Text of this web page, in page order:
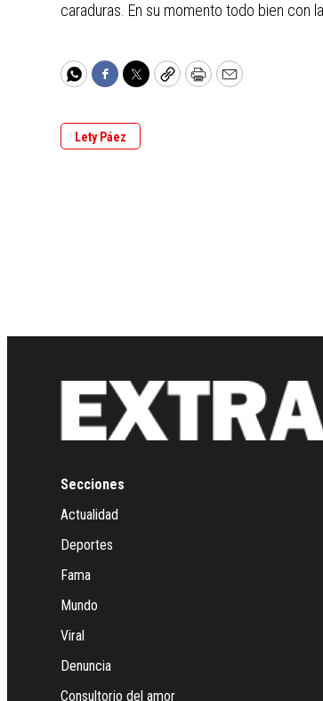
caraduras. En su momento todo bien con
WhatsApp
Facebook
TwitterCopyPrintEmail
Lety Páez
Secciones
Actualidad
Deportes
Fama
Mundo
Viral
Denuncia
Consultorio del amor